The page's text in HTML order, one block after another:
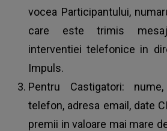
vocea Participantului,
care este trimis
interventiei telefonice in
Impuls.
Pentru Castigatori:
telefon, adresa email, date
premii in valoare mai mare